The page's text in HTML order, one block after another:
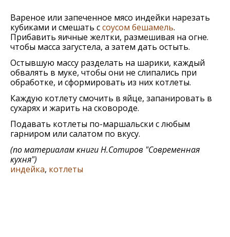
Вареное или запеченное мясо индейки нарезать
кубиками и смешать ссоусом бешамель.
Прибавить яичные желтки, размешивая на огне.
чтобы масса загустела, а затем дать остыть.
Остывшую массу разделать на шарики, каждый
обвалять в муке, чтобы они не слипались при
обработке, и сформировать из них котлеты.
Каждую котлету смочить в яйце, запанировать в
сухарях и жарить на сковороде.
Подавать котлеты по-маршальски с любым
гарниром или салатом по вкусу.
(по материалам книгиН.Сотиров "Современная
кухня")
индейка, котлеты